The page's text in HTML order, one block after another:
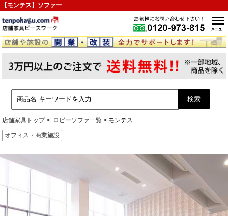
【モンテス】ソファー
店舗家具トップ ロビーソファ一覧 モンテス
オフィス・商業施設